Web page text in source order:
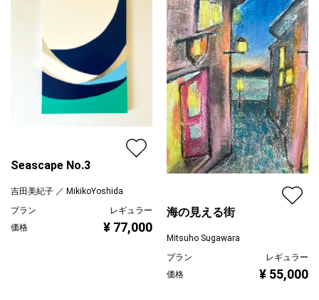
Seascape No.3
吉田美紀子 ／ MikikoYoshida
プラン
レギュラー
価格
¥ 77,000
海の見える街
Mitsuho Sugawara
プラン
レギュラー
価格
¥ 55,000